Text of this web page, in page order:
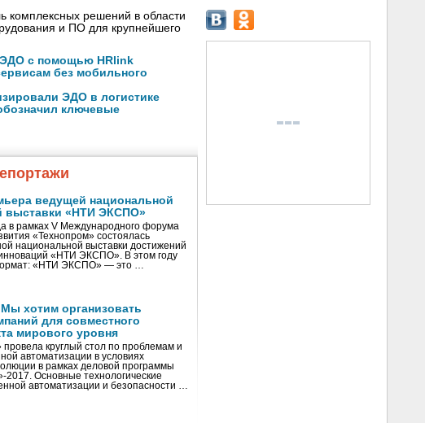
комплексных решений в области
и ПО для крупнейшего
ЭДО с помощью HRlink
без мобильного
ЭДО в логистике
ключевые
ведущей национальной
выставки «НТИ ЭКСПО»
в рамках V Международного форума
«Технопром» состоялась
национальной выставки достижений
инноваций «НТИ ЭКСПО». В этом году
«НТИ ЭКСПО» — это …
хотим организовать
для совместного
мирового уровня
круглый стол по проблемам и
автоматизации в условиях
в рамках деловой программы
Основные технологические
автоматизации и безопасности …